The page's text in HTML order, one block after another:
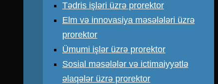
Tədris işləri üzrə prorektor
Elm və innovasiya məsələləri üzrə
prorektor
Ümumi işlər üzrə prorektor
Sosial məsələlər və ictimaiyyətlə
əlaqələr üzrə prorektor